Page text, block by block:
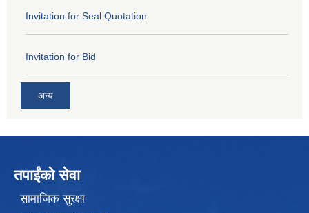
Invitation for Seal Quotation
Invitation for Bid
अन्य
तपाईंको सेवा
सामाजिक सुरक्षा